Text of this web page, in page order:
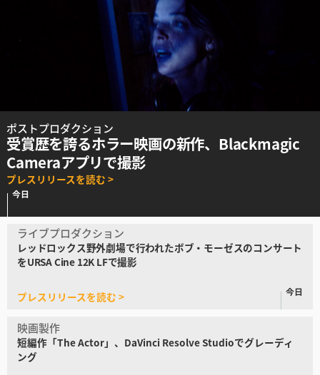
ポストプロダクション
受賞歴を誇るホラー映画の新作、 Blackmagic
Cameraアプリで撮影
プレスリリースを読む >
今日
ライブプロダクション
レッドロックス野外劇場で行われたボブ ・モーゼスのコンサート
をURSA Cine 12K LFで撮影
プレスリリースを読む > 今日
映画製作
短編作「The Actor」、 DaVinci Resolve Studioでグレーディ
ング